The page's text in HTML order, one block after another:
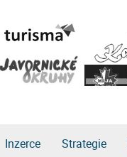
Inzerce Strategie